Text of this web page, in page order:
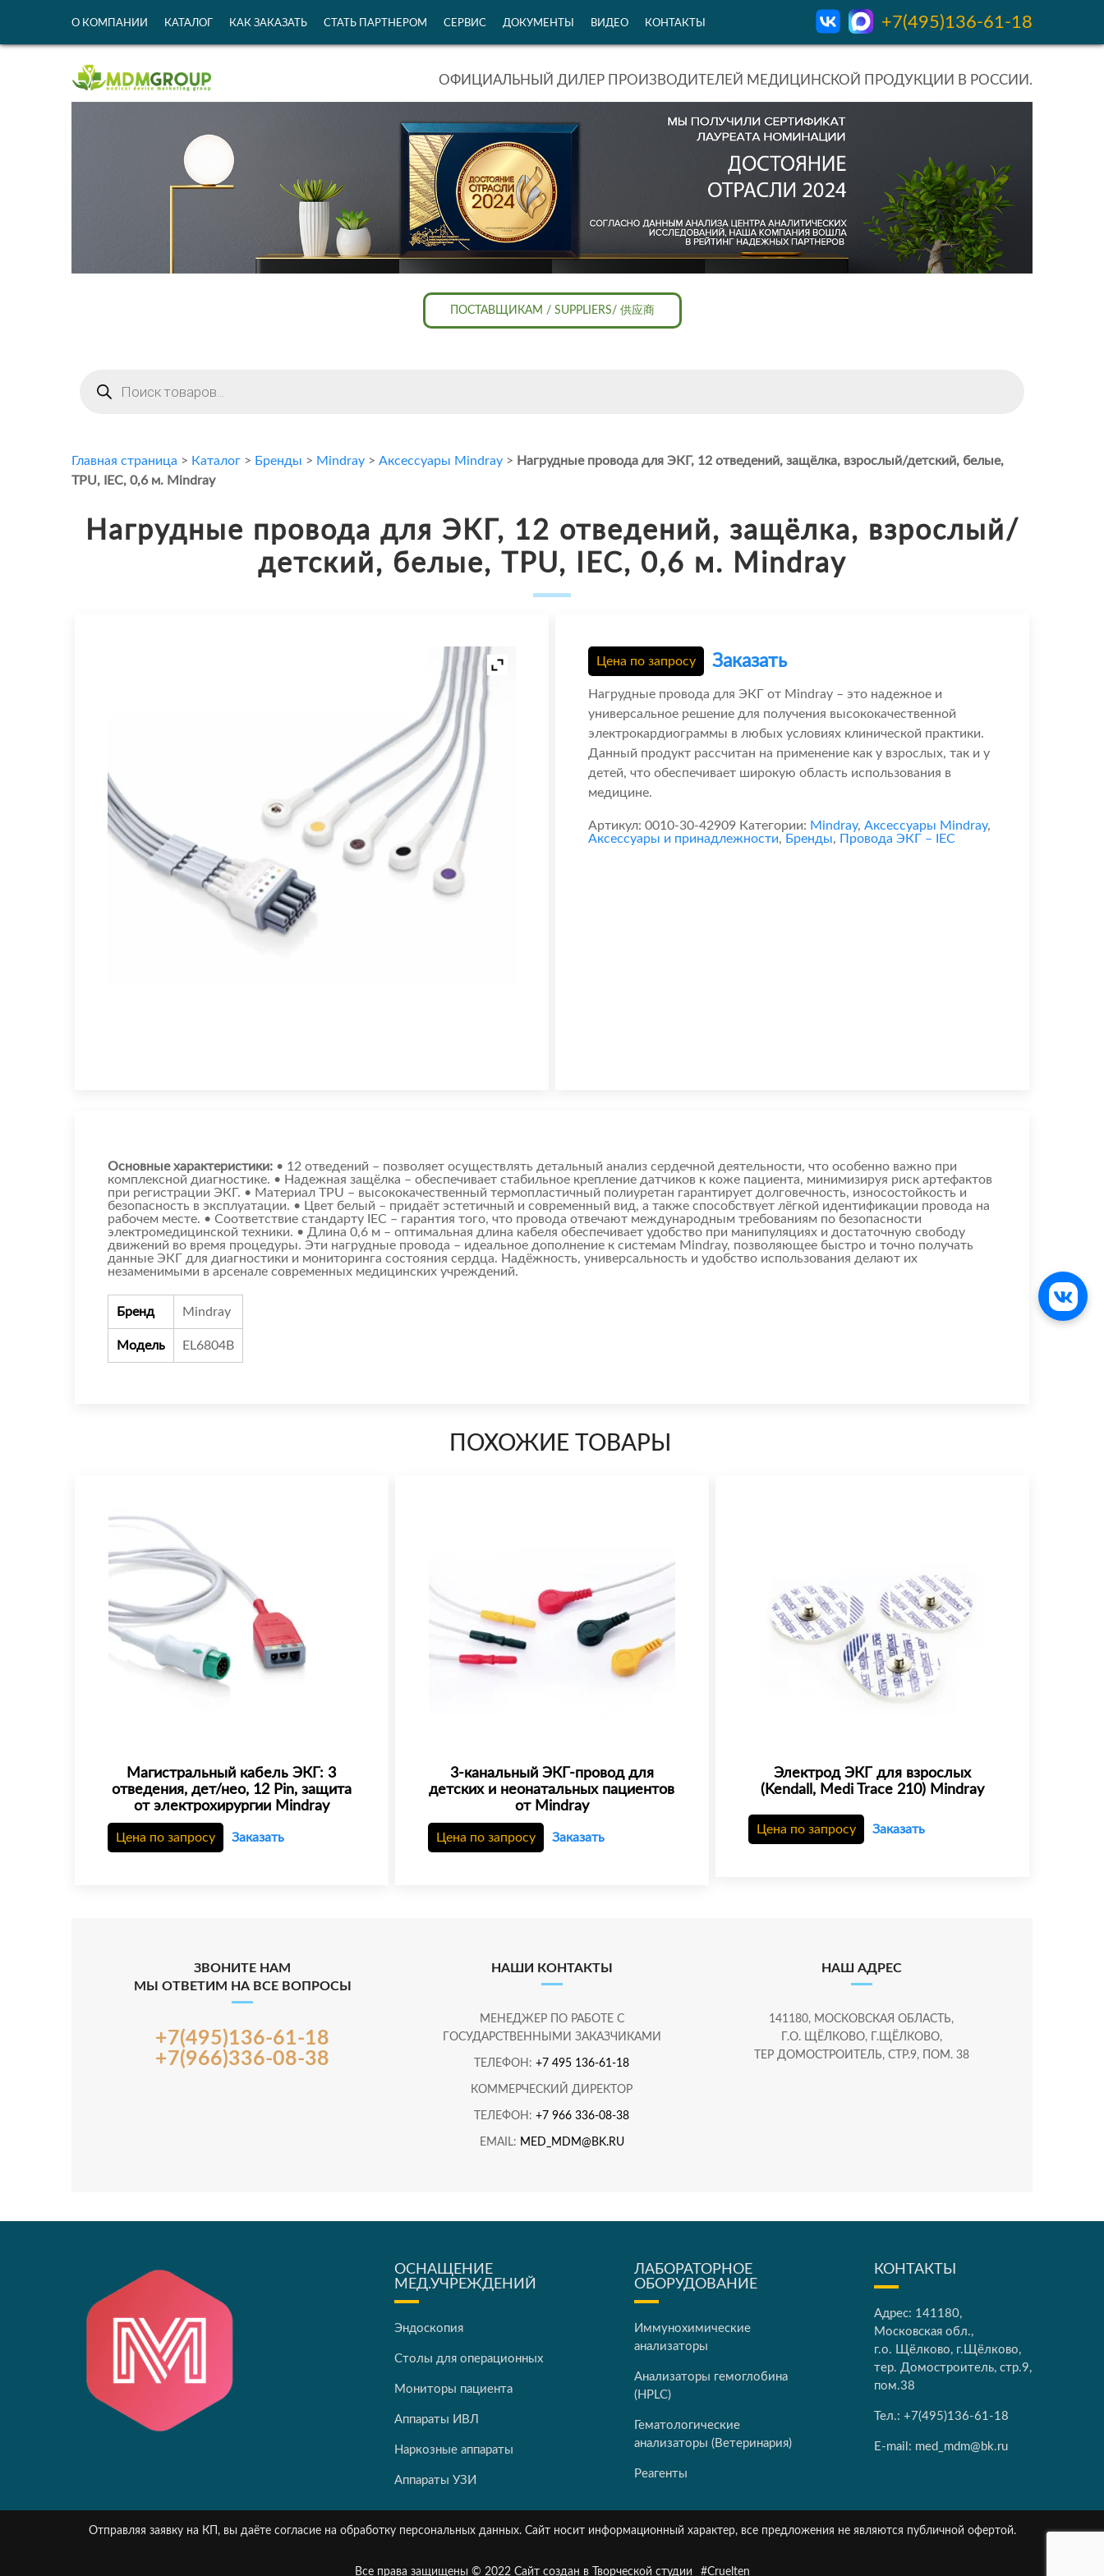
О КОМПАНИИ КАТАЛОГ КАК ЗАКАЗАТЬ СТАТЬ ПАРТНЕРОМ СЕРВИС ДОКУМЕНТЫ ВИДЕО КОНТАКТЫ +7(495)136-61-18
ОФИЦИАЛЬНЫЙ ДИЛЕР ПРОИЗВОДИТЕЛЕЙ МЕДИЦИНСКОЙ ПРОДУКЦИИ В РОССИИ.
ПОСТАВЩИКАМ / SUPPLIERS/ 供应商
товаров
Главная страница > Каталог > Бренды > Mindray > Аксессуары Mindray > Нагрудные провода для ЭКГ, 12 отведений, защёлка, взрослый/детский, белые,
TPU, IEC, 0,6 м. Mindray
Нагрудные провода для ЭКГ, 12 отведений, защёлка, взрослый/
детский, белые, TPU, IEC, 0,6 м. Mindray
Цена по запросу Заказать
Нагрудные провода для ЭКГ от Mindray – это надежное и
универсальное решение для получения высококачественной
электрокардиограммы в любых условиях клинической практики.
Данный продукт рассчитан на применение как у взрослых, так и у
детей, что обеспечивает широкую область использования в
медицине.
Артикул: 0010-30-42909 Категории: Mindray, Аксессуары Mindray,
Аксессуары и принадлежности, Бренды, Провода ЭКГ – IEC
Основные характеристики: • 12 отведений – позволяет осуществлять детальный анализ сердечной деятельности, что особенно важно при
комплексной диагностике. • Надежная защёлка – обеспечивает стабильное крепление датчиков к коже пациента, минимизируя риск артефактов
при регистрации ЭКГ. • Материал TPU – высококачественный термопластичный полиуретан гарантирует долговечность, износостойкость и
безопасность в эксплуатации. • Цвет белый – придаёт эстетичный и современный вид, а также способствует лёгкой идентификации провода на
рабочем месте. • Соответствие стандарту IEC – гарантия того, что провода отвечают международным требованиям по безопасности
электромедицинской техники. • Длина 0,6 м – оптимальная длина кабеля обеспечивает удобство при манипуляциях и достаточную свободу
движений во время процедуры. Эти нагрудные провода – идеальное дополнение к системам Mindray, позволяющее быстро и точно получать
данные ЭКГ для диагностики и мониторинга состояния сердца. Надёжность, универсальность и удобство использования делают их
незаменимыми в арсенале современных медицинских учреждений.
Бренд Mindray
Модель EL6804B
ПОХОЖИЕ ТОВАРЫ
Магистральный кабель ЭКГ: 3
отведения, дет/нео, 12 Pin, защита
от электрохирургии Mindray
Цена по запросу Заказать
3-канальный ЭКГ-провод для
детских и неонатальных пациентов
от Mindray
Цена по запросу Заказать
Электрод ЭКГ для взрослых
(Kendall, Medi Trace 210) Mindray
Цена по запросу Заказать
ЗВОНИТЕ НАМ
МЫ ОТВЕТИМ НА ВСЕ ВОПРОСЫ
+7(495)136-61-18
+7(966)336-08-38
НАШИ КОНТАКТЫ
МЕНЕДЖЕР ПО РАБОТЕ С
ГОСУДАРСТВЕННЫМИ ЗАКАЗЧИКАМИ
ТЕЛЕФОН:+7 495 136-61-18
КОММЕРЧЕСКИЙ ДИРЕКТОР
ТЕЛЕФОН:+7 966 336-08-38
EMAIL: MED_MDM@BK.RU
НАШ АДРЕС
141180, МОСКОВСКАЯ ОБЛАСТЬ,
Г.О. ЩЁЛКОВО, Г.ЩЁЛКОВО,
ТЕР ДОМОСТРОИТЕЛЬ, СТР.9, ПОМ. 38
ОСНАЩЕНИЕ
МЕД.УЧРЕЖДЕНИЙ
Эндоскопия
Столы для операционных
Мониторы пациента
Аппараты ИВЛ
Наркозные аппараты
Аппараты УЗИ
ЛАБОРАТОРНОЕ
ОБОРУДОВАНИЕ
Иммунохимические
анализаторы
Анализаторы гемоглобина
(HPLC)
Гематологические
анализаторы (Ветеринария)
Реагенты
КОНТАКТЫ
Адрес: 141180,
Московская обл.,
г.о. Щёлково, г.Щёлково,
тер. Домостроитель, стр.9,
пом.38
Тел.:+7(495)136-61-18
E-mail: med_mdm@bk.ru
Отправляя заявку на КП, вы даёте согласие на обработку персональных данных. Сайт носит информационный характер, все предложения не являются публичной офертой.
Все права защищены © 2022 Сайт создан в Творческой студии #Cruelten